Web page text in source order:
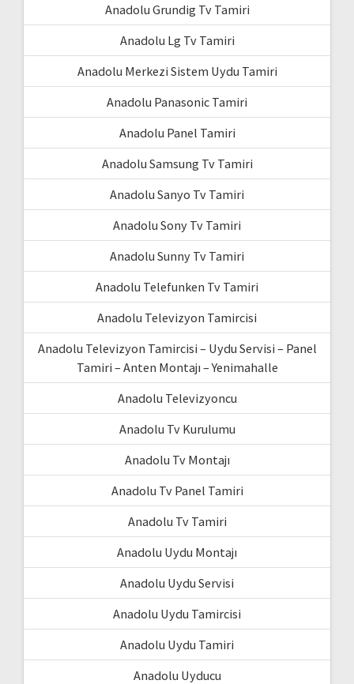
Anadolu Grundig Tv Tamiri
Anadolu Lg Tv Tamiri
Anadolu Merkezi Sistem Uydu Tamiri
Anadolu Panasonic Tamiri
Anadolu Panel Tamiri
Anadolu Samsung Tv Tamiri
Anadolu Sanyo Tv Tamiri
Anadolu Sony Tv Tamiri
Anadolu Sunny Tv Tamiri
Anadolu Telefunken Tv Tamiri
Anadolu Televizyon Tamircisi
Anadolu Televizyon Tamircisi – Uydu Servisi – Panel
Tamiri – Anten Montajı – Yenimahalle
Anadolu Televizyoncu
Anadolu Tv Kurulumu
Anadolu Tv Montajı
Anadolu Tv Panel Tamiri
Anadolu Tv Tamiri
Anadolu Uydu Montajı
Anadolu Uydu Servisi
Anadolu Uydu Tamircisi
Anadolu Uydu Tamiri
Anadolu Uyducu